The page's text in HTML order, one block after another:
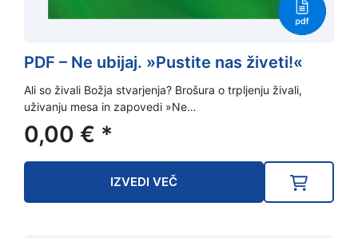
PDF – Ne ubijaj. »Pustite nas živeti!«
Ali so živali Božja stvarjenja? Brošura o trpljenju živali,
uživanju mesa in zapovedi »Ne…
0,00 € *
IZVEDI VEČ